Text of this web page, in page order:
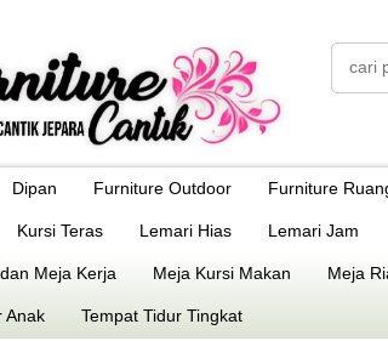
Dipan Furniture Outdoor Furniture
Kursi Teras Lemari Hias Lemari Jam
Meja Kerja Meja Kursi Makan Meja
Anak Tempat Tidur Tingkat